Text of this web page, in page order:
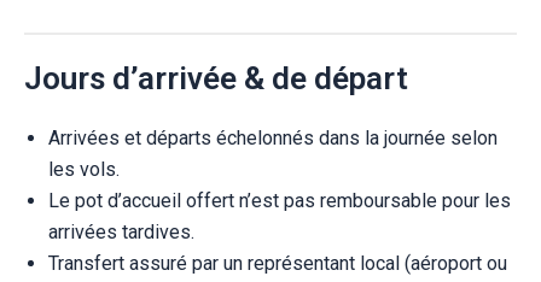
Jours d’arrivée & de départ
Arrivées et départs échelonnés dans la journée selon
les vols.
Le pot d’accueil offert n’est pas remboursable pour les
arrivées tardives.
Transfert assuré par un représentant local (aéroport ou